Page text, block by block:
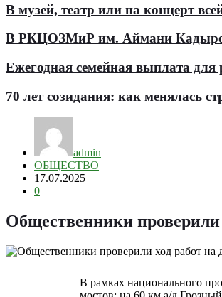
В музей, театр или на концерт
В РКЦОЗМиР им. Аймани
Ежегодная семейная выплата для
70 лет созидания: как менялась
admin
ОБЩЕСТВО
17.07.2025
0
Общественники проверили
В рамках национального